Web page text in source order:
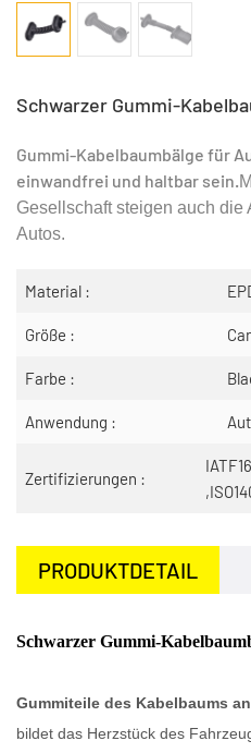
Schwarzer Gummi-
Gummi-Kabelbaumbälge für
einwandfrei und haltbar sein.
Gesellschaft steigen auch die
Autos.
Material :
Größe :
Farbe :
Anwendung :
Zertifizierungen :
PRODUKTDETAIL
Schwarzer Gummi-
Gummiteile des Kabelbaums
bildet das Herzstück des